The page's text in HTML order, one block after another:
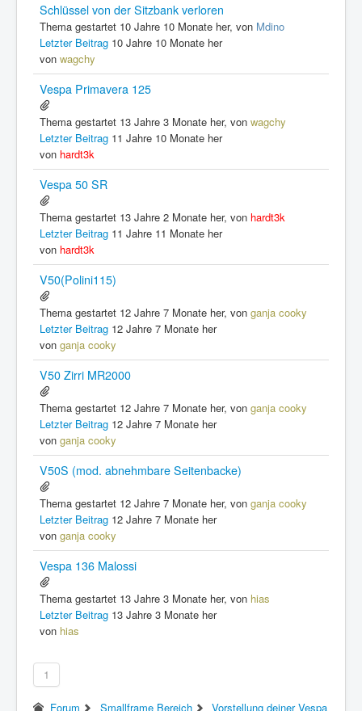
Schlüssel von der Sitzbank verloren
Thema gestartet 10 Jahre 10 Monate her, von Mdino
Letzter Beitrag 10 Jahre 10 Monate her
von wagchy
Vespa Primavera 125
Thema gestartet 13 Jahre 3 Monate her, von wagchy
Letzter Beitrag 11 Jahre 10 Monate her
von hardt3k
Vespa 50 SR
Thema gestartet 13 Jahre 2 Monate her, von hardt3k
Letzter Beitrag 11 Jahre 11 Monate her
von hardt3k
V50(Polini115)
Thema gestartet 12 Jahre 7 Monate her, von ganja cooky
Letzter Beitrag 12 Jahre 7 Monate her
von ganja cooky
V50 Zirri MR2000
Thema gestartet 12 Jahre 7 Monate her, von ganja cooky
Letzter Beitrag 12 Jahre 7 Monate her
von ganja cooky
V50S (mod. abnehmbare Seitenbacke)
Thema gestartet 12 Jahre 7 Monate her, von ganja cooky
Letzter Beitrag 12 Jahre 7 Monate her
von ganja cooky
Vespa 136 Malossi
Thema gestartet 13 Jahre 3 Monate her, von hias
Letzter Beitrag 13 Jahre 3 Monate her
von hias
1
Forum Smallframe Bereich Vorstellung deiner Vespa